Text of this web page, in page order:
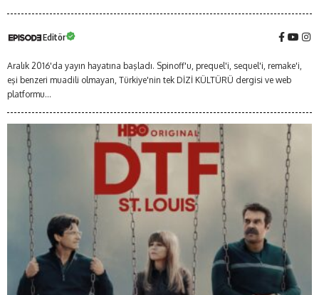
Editör
Aralık 2016'da yayın hayatına başladı. Spinoff'u, prequel'i, sequel'i, remake'i,
eşi benzeri muadili olmayan, Türkiye'nin tek DİZİ KÜLTÜRÜ dergisi ve web
platformu...